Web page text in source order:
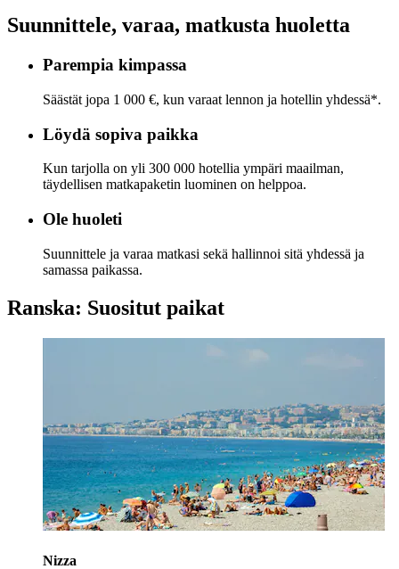
Suunnittele, varaa, matkusta huoletta
Parempia kimpassa
Säästät jopa 1 000 €, kun varaat lennon ja hotellin yhdessä*.
Löydä sopiva paikka
Kun tarjolla on yli 300 000 hotellia ympäri maailman,
täydellisen matkapaketin luominen on helppoa.
Ole huoleti
Suunnittele ja varaa matkasi sekä hallinnoi sitä yhdessä ja
samassa paikassa.
Ranska: Suositut paikat
Nizza